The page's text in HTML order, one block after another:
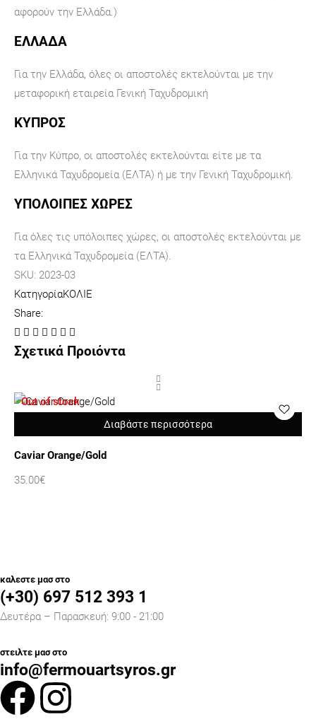
αφορούν την Ελλάδα.)
ΕΛΛΑΔΑ
Για την Ελλάδα, όλες οι αποστολές εκτελούνται με την
μεταφορική εταιρεία Γενική Ταχυδρομική
ΚΥΠΡΟΣ
Για την Κύπρο, οι αποστολές εκτελούνται είτε με τα
Ελληνικά Ταχυδρομεία (ΕΛΤΑ) ή με την Γενική Ταχυδρομική.
ΥΠΟΛΟΙΠΕΣ ΧΩΡΕΣ
Για όλες τις υπόλοιπες χώρες, οι αποστολές εκτελούνται με
τα Ελληνικά Ταχυδρομεία (ΕΛΤΑ).
SKU: 2023-03
ΚατηγορίαΚΟΛΙΕ
Share:
Σχετικά Προιόντα
Διαβάστε περισσότερα
Out of stock
Caviar Orange/Gold
35.00€
καλεστε μασ στο
(+30) 697 512 393 1
Δευτέρα – Παρασκευή: 9:00 - 21:00
στειλτε μασ στο
info@fermouartsyros.gr